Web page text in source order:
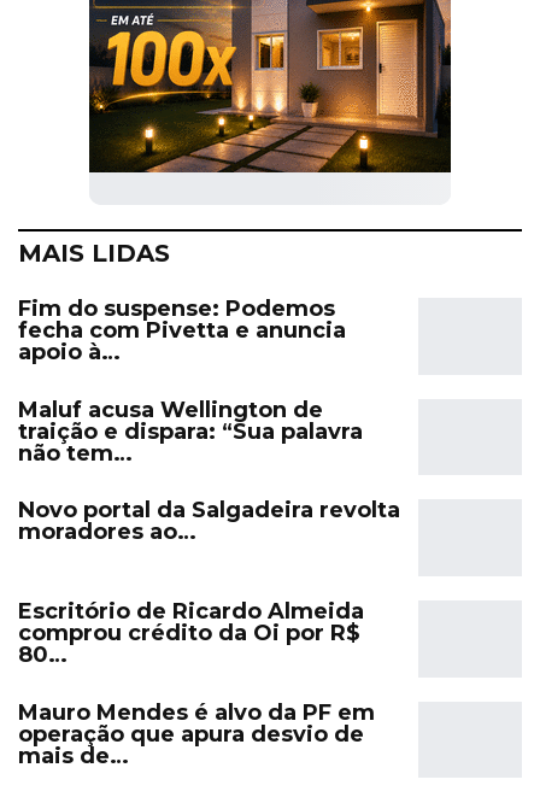
MAIS LIDAS
Fim do suspense: Podemos
fecha com Pivetta e anuncia
apoio à…
Maluf acusa Wellington de
traição e dispara: “Sua palavra
não tem…
Novo portal da Salgadeira revolta
moradores ao…
Escritório de Ricardo Almeida
comprou crédito da Oi por R$
80…
Mauro Mendes é alvo da PF em
operação que apura desvio de
mais de…